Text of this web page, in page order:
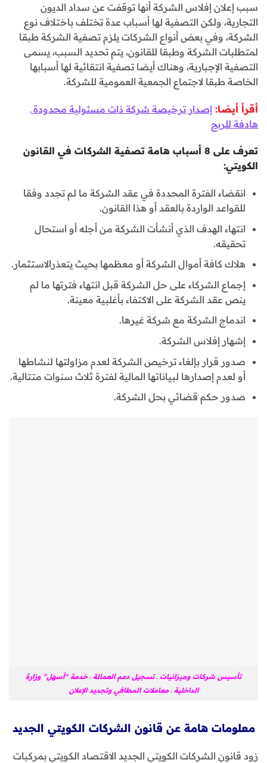
سبب إعلان إفلاس الشركة أنها توقفت عن سداد الديون
التجارية، ولكن التصفية لها أسباب عدة تختلف باختلاف نوع
الشركة، وفي بعض أنواع الشركات يلزم تصفية الشركة طبقا
لمتطلبات الشركة وطبقا للقانون، يتم تحديد السبب، يسمى
التصفية الإجبارية، وهناك أيضا تصفية انتقائية لها أسبابها
الخاصة طبقا لاجتماع الجمعية العمومية للشركة.
أقرأ أيضا: إصدار ترخيصة شركة ذات مسئولية محدودة ـ
هادفة للربح
تعرف على 8 أسباب هامة تصفية الشركات في القانون
الكويتي:
انقضاء الفترة المحددة في عقد الشركة ما لم تجدد وفقا
للقواعد الواردة بالعقد أو هذا القانون.
انتهاء الهدف الذي أنشأت الشركة من أجله أو استحال
تحقيقه.
هلاك كافة أموال الشركة أو معظمها بحيث يتعذرالاستثمار.
إجماع الشركاء على حل الشركة قبل انتهاء فترتها ما لم
ينص عقد الشركة على الاكتفاء بأغلبية معينة.
اندماج الشركة مع شركة غيرها.
إشهار إفلاس الشركة.
صدور قرار بإلغاء ترخيص الشركة لعدم مزاولتها لنشاطها
أو لعدم إصدارها لبياناتها المالية لفترة ثلاث سنوات متتالية.
صدور حكم قضائي بحل الشركة.
تأسيس شركات وميزانيات ـ تسجيل دعم العمالة ـ خدمة “أسهل” وزارة
الداخلية ـ معاملات المطافي وتجديد الإعلان
معلومات هامة عن قانون الشركات الكويتي الجديد
زود قانون الشركات الكويتي الجديد الاقتصاد الكويتي بمركبات